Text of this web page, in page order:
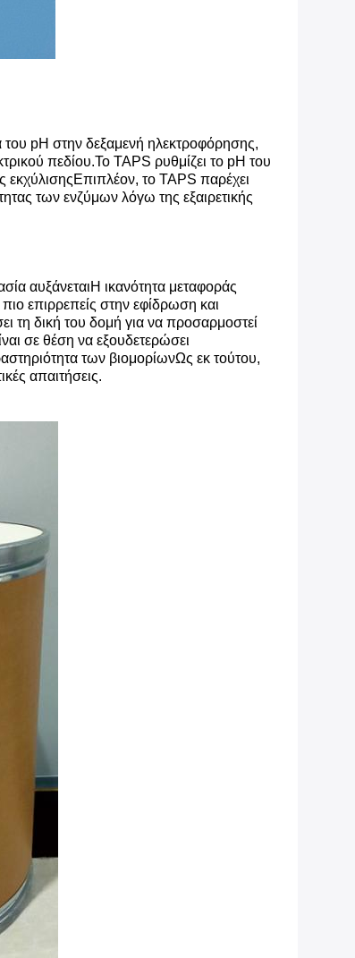
του pH στην δεξαμενή ηλεκτροφόρησης,
πεδίου.Το TAPS ρυθμίζει το pH του
εκχύλισηςΕπιπλέον, το TAPS παρέχει
των ενζύμων λόγω της εξαιρετικής
αυξάνεταιΗ ικανότητα μεταφοράς
επιρρεπείς στην εφίδρωση και
τη δική του δομή για να προσαρμοστεί
σε θέση να εξουδετερώσει
των βιομορίωνΩς εκ τούτου,
απαιτήσεις.